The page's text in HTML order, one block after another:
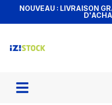
NOUVEAU : LIVRAISON